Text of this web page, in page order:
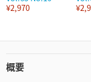
¥2,970
概要